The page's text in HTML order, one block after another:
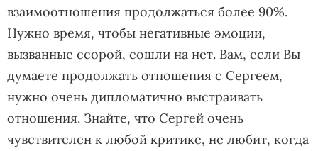
взаимоотношения продолжаться более 90%.
Нужно время, чтобы негативные эмоции,
вызванные ссорой, сошли на нет. Вам, если Вы
думаете продолжать отношения с Сергеем,
нужно очень дипломатично выстраивать
отношения. Знайте, что Сергей очень
чувствителен к любой критике, не любит, когда